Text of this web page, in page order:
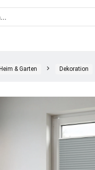
Heim & Garten Dekoration